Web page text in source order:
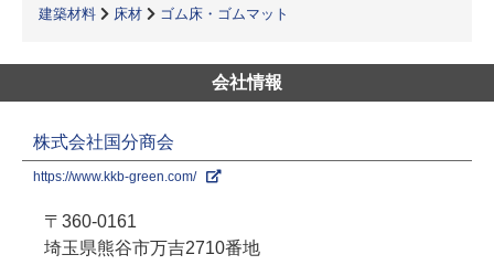
建築材料 床材 ゴム床・ゴムマット
会社情報
株式会社国分商会
https://www.kkb-green.com/
〒360-0161
埼玉県熊谷市万吉2710番地